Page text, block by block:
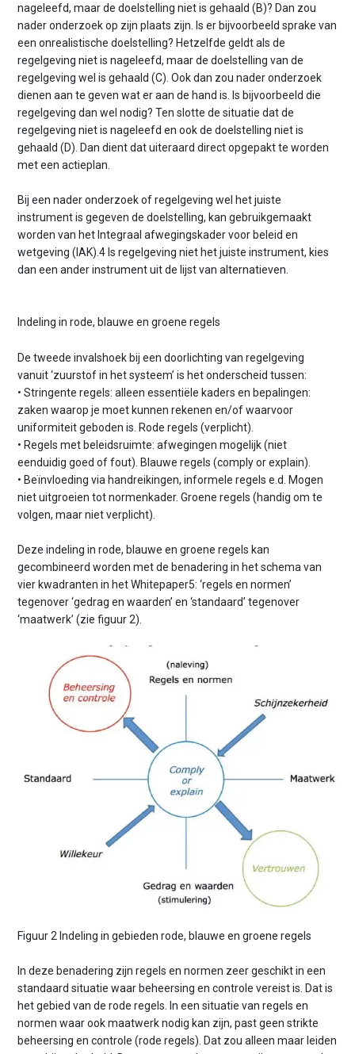
nageleefd, maar de doelstelling niet is gehaald (B)? Dan zou
nader onderzoek op zijn plaats zijn. Is er bijvoorbeeld sprake van
een onrealistische doelstelling? Hetzelfde geldt als de
regelgeving niet is nageleefd, maar de doelstelling van de
regelgeving wel is gehaald (C). Ook dan zou nader onderzoek
dienen aan te geven wat er aan de hand is. Is bijvoorbeeld die
regelgeving dan wel nodig? Ten slotte de situatie dat de
regelgeving niet is nageleefd en ook de doelstelling niet is
gehaald (D). Dan dient dat uiteraard direct opgepakt te worden
met een actieplan.
Bij een nader onderzoek of regelgeving wel het juiste
instrument is gegeven de doelstelling, kan gebruikgemaakt
worden van het Integraal afwegingskader voor beleid en
wetgeving (IAK).4 Is regelgeving niet het juiste instrument, kies
dan een ander instrument uit de lijst van alternatieven.
Indeling in rode, blauwe en groene regels
De tweede invalshoek bij een doorlichting van regelgeving
vanuit ‘zuurstof in het systeem’ is het onderscheid tussen:
• Stringente regels: alleen essentiële kaders en bepalingen:
zaken waarop je moet kunnen rekenen en/of waarvoor
uniformiteit geboden is. Rode regels (verplicht).
• Regels met beleidsruimte: afwegingen mogelijk (niet
eenduidig goed of fout). Blauwe regels (comply or explain).
• Beïnvloeding via handreikingen, informele regels e.d. Mogen
niet uitgroeien tot normenkader. Groene regels (handig om te
volgen, maar niet verplicht).
Deze indeling in rode, blauwe en groene regels kan
gecombineerd worden met de benadering in het schema van
vier kwadranten in het Whitepaper5: ‘regels en normen’
tegenover ‘gedrag en waarden’ en ‘standaard’ tegenover
‘maatwerk’ (zie figuur 2).
Figuur 2 Indeling in gebieden rode, blauwe en groene regels
In deze benadering zijn regels en normen zeer geschikt in een
standaard situatie waar beheersing en controle vereist is. Dat is
het gebied van de rode regels. In een situatie van regels en
normen waar ook maatwerk nodig kan zijn, past geen strikte
beheersing en controle (rode regels). Dat zou alleen maar leiden